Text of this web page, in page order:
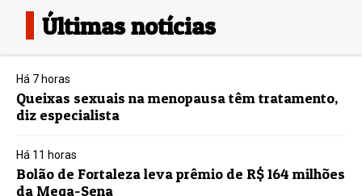
Últimas notícias
Há 7 horas
Queixas sexuais na menopausa têm tratamento,
diz especialista
Há 11 horas
Bolão de Fortaleza leva prêmio de R$ 164 milhões
da Mega-Sena